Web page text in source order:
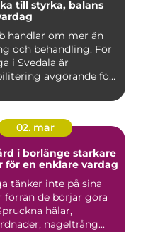
till styrka, balans
handlar om mer än
och behandling. För
i Svedala är
avgörande för
02. mar
i borlänge starkare
för en enklare vardag
tänker inte på sina
förrän de börjar göra
hälar,
nageltrång...